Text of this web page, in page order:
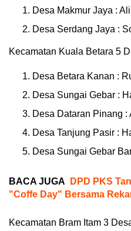
Desa Makmur Jaya :
Desa Serdang Jaya :
Kecamatan Kuala Betara 5
Desa Betara Kanan :
Desa Sungai Gebar :
Desa Dataran Pinang :
Desa Tanjung Pasir :
Desa Sungai Gebar
BACA JUGA
DPD PKS
"Coffe Day" Bersama
Kecamatan Bram Itam 3